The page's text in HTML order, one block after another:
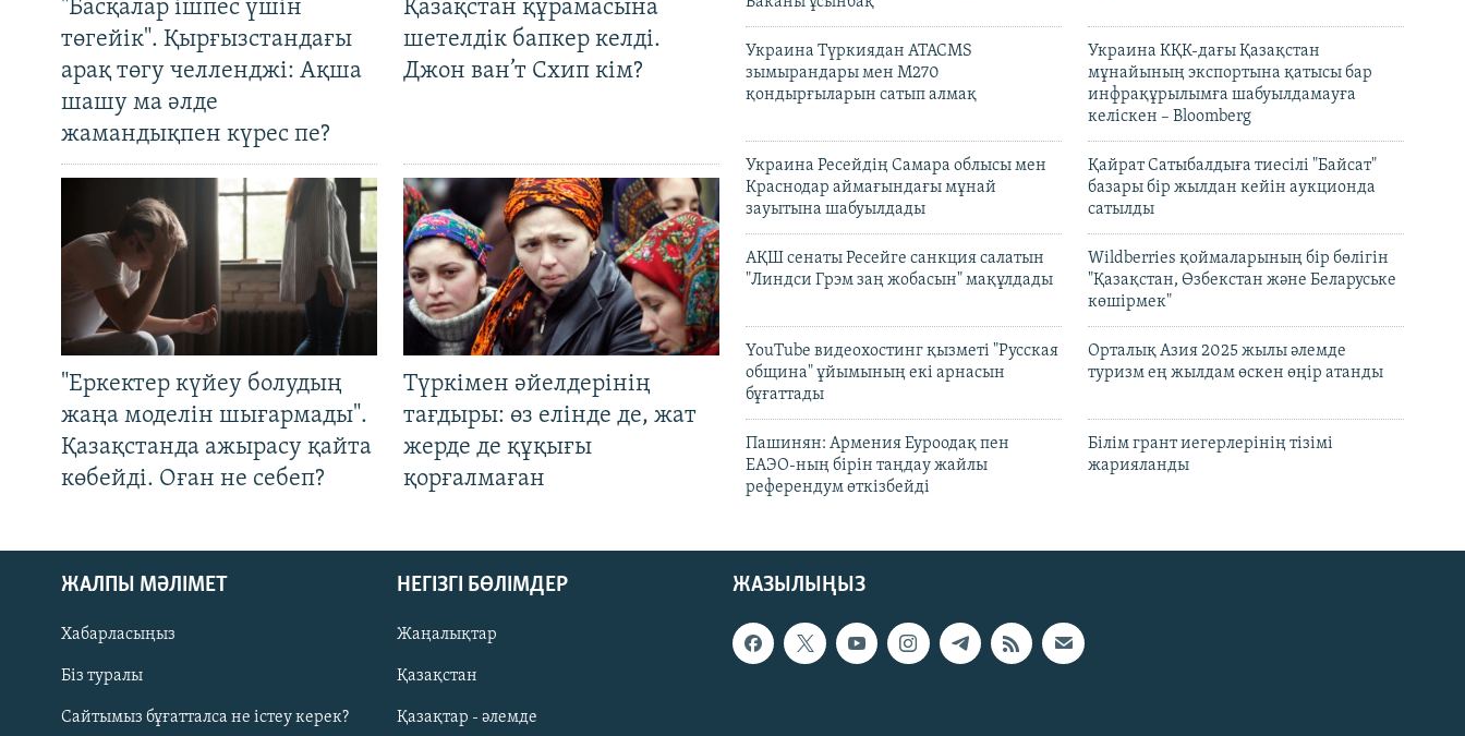
Русский
"Басқалар ішпес үшін
төгейік". Қырғызстандағы
арақ төгу челленджі: Ақша
шашу ма әлде
жамандықпен күрес пе?
Қазақстан құрамасына
шетелдік бапкер келді.
Джон ван’т Схип кім?
"Еркектер күйеу болудың
жаңа моделін шығармады".
Қазақстанда ажырасу қайта
көбейді. Оған не себеп?
Түркімен әйелдерінің
тағдыры: өз елінде де, жат
жерде де құқығы
қорғалмаған
Украина Түркиядан ATACMS
зымырандары мен M270
қондырғыларын сатып алмақ
Украина КҚК-дағы Қазақстан
мұнайының экспортына қатысы бар
инфрақұрылымға шабуылдамауға
келіскен – Bloomberg
Украина Ресейдің Самара облысы мен
Краснодар аймағындағы мұнай
зауытына шабуылдады
Қайрат Сатыбалдыға тиесілі "Байсат"
базары бір жылдан кейін аукционда
сатылды
АҚШ сенаты Ресейге санкция салатын
"Линдси Грэм заң жобасын" мақұлдады
Wildberries қоймаларының бір бөлігін
"Қазақстан, Өзбекстан және Беларуське
көшірмек"
YouTube видеохостинг қызметі "Русская
община" ұйымының екі арнасын
бұғаттады
Орталық Азия 2025 жылы әлемде
туризм ең жылдам өскен өңір атанды
Пашинян: Армения Еуроодақ пен
ЕАЭО-ның бірін таңдау жайлы
референдум өткізбейді
Білім грант иегерлерінің тізімі
жарияланды
ЖАЗЫЛЫҢЫЗ
ЖАЛПЫ МӘЛІМЕТ
Хабарласыңыз
Біз туралы
Сайтымыз бұғатталса не істеу керек?
НЕГІЗГІ БӨЛІМДЕР
Жаңалықтар
Қазақстан
Қазақтар - әлемде